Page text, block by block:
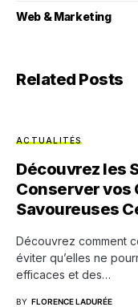
Web & Marketing
Related Posts
ACTUALITÉS
Découvrez les
Conserver vos
Savoureuses
Découvrez comment
éviter qu’elles ne
efficaces et des…
BY FLORENCE LADURÉE